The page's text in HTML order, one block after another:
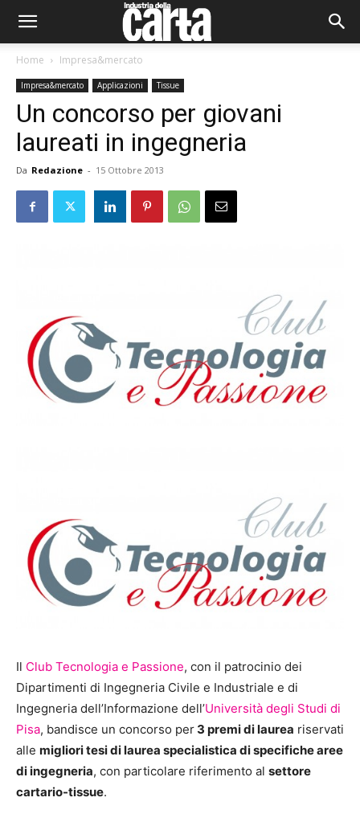
Home Impresa&mercato
Impresa&mercato Applicazioni Tissue
Un concorso per giovani
laureati in ingegneria
Da Redazione - 15 Ottobre 2013
Il Club Tecnologia e Passione, con il patrocinio dei
Dipartimenti di Ingegneria Civile e Industriale e di
Ingegneria dell’Informazione dell’Università degli Studi di
Pisa, bandisce un concorso per 3 premi di laurea riservati
alle migliori tesi di laurea specialistica di specifiche aree
di ingegneria, con particolare riferimento al settore
cartario-tissue.